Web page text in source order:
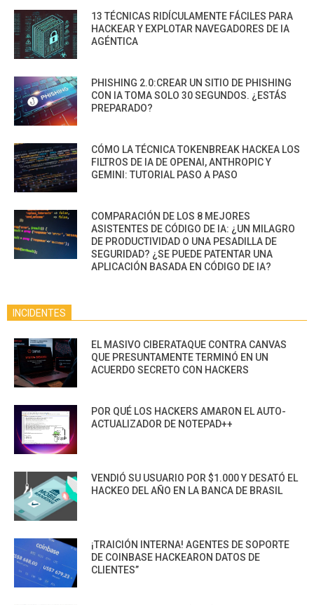
13 TÉCNICAS RIDÍCULAMENTE FÁCILES PARA
HACKEAR Y EXPLOTAR NAVEGADORES DE IA
AGÉNTICA
PHISHING 2.0:CREAR UN SITIO DE PHISHING
CON IA TOMA SOLO 30 SEGUNDOS. ¿ESTÁS
PREPARADO?
CÓMO LA TÉCNICA TOKENBREAK HACKEA LOS
FILTROS DE IA DE OPENAI, ANTHROPIC Y
GEMINI: TUTORIAL PASO A PASO
COMPARACIÓN DE LOS 8 MEJORES
ASISTENTES DE CÓDIGO DE IA: ¿UN MILAGRO
DE PRODUCTIVIDAD O UNA PESADILLA DE
SEGURIDAD? ¿SE PUEDE PATENTAR UNA
APLICACIÓN BASADA EN CÓDIGO DE IA?
INCIDENTES
EL MASIVO CIBERATAQUE CONTRA CANVAS
QUE PRESUNTAMENTE TERMINÓ EN UN
ACUERDO SECRETO CON HACKERS
POR QUÉ LOS HACKERS AMARON EL AUTO-
ACTUALIZADOR DE NOTEPAD++
VENDIÓ SU USUARIO POR $1.000 Y DESATÓ EL
HACKEO DEL AÑO EN LA BANCA DE BRASIL
¡TRAICIÓN INTERNA! AGENTES DE SOPORTE
DE COINBASE HACKEARON DATOS DE
CLIENTES”